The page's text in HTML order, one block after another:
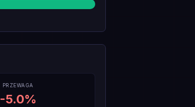
PRZEWAGA
-5.0%